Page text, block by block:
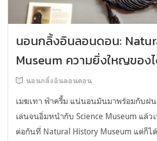
นอนกลิ้งอินลอนดอน:
Museum ความยิ่งใหญของไ
นอนกลิ้งอินลอนดอน
เมฆเทา ฟ้าครึ้ม แน่นอนมันมาพร้อมกับฝ
เล่นจนอิ่มหนำกับ Science Museum แล้ว
ต่อกันที่ Natural History Museum แต่ก็